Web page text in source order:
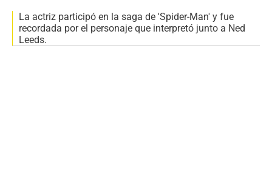
La actriz participó en la saga de 'Spider-Man' y fue
recordada por el personaje que interpretó junto a Ned
Leeds.